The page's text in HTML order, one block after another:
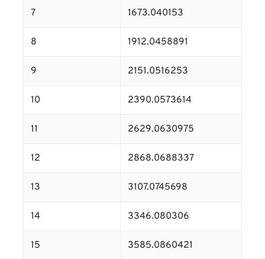
7 1673.040153
8 1912.0458891
9 2151.0516253
10 2390.0573614
11 2629.0630975
12 2868.0688337
13 3107.0745698
14 3346.080306
15 3585.0860421